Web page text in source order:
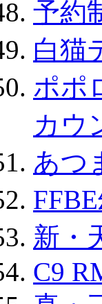
予約
白猫
ポポ
カウ
あつ
新・
C9